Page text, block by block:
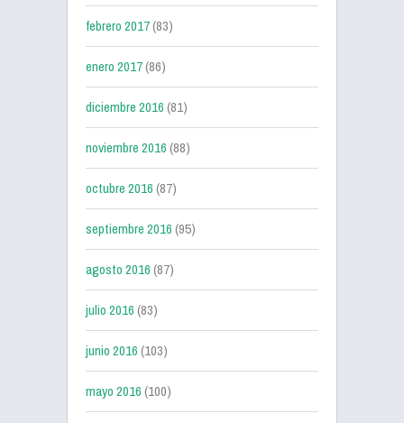
febrero 2017(83)
enero 2017(86)
diciembre 2016(81)
noviembre 2016(88)
octubre 2016(87)
septiembre 2016(95)
agosto 2016(87)
julio 2016(83)
junio 2016(103)
mayo 2016(100)